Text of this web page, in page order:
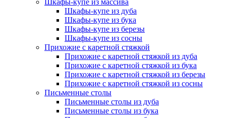
Шкафы-купе из массива
Шкафы-купе из дуба
Шкафы-купе из бука
Шкафы-купе из березы
Шкафы-купе из сосны
Прихожие с каретной стяжкой
Прихожие с каретной стяжкой из дуба
Прихожие с каретной стяжкой из бука
Прихожие с каретной стяжкой из березы
Прихожие с каретной стяжкой из сосны
Письменные столы
Письменные столы из дуба
Письменные столы из бука